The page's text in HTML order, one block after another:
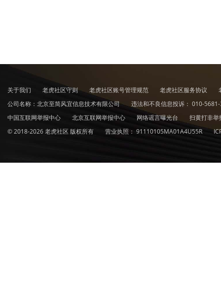
关于我们 老虎社区守则 老虎社区账号管理规范 老虎社区服务协议
公司名称：北京至简风宜信息技术有限公司
违法和不良信息投诉： 010-
中国互联网举报中心
北京互联网举报中心 网络谣言曝光台
扫黄打非
© 2018-2026 老虎社区 版权所有
营业执照： 91110105MA01A4U55R